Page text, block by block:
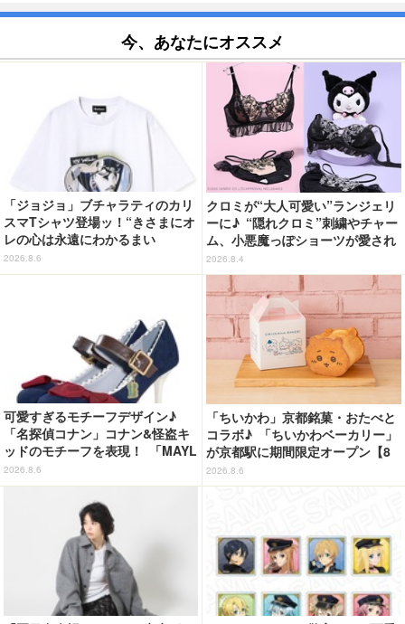
今、あなたにオススメ
「ジョジョ」ブチャラティのカリ
スマTシャツ登場ッ！“きさまにオ
レの心は永遠にわかるまい
ッ！”や感動のクライマックスを
デザイン
2026.8.6
クロミが“大人可愛い”ランジェリ
ーに♪ “隠れクロミ”刺繍やチャー
ム、小悪魔っぽショーツが愛され
度満点◎
2026.8.4
可愛すぎるモチーフデザイン♪
「名探偵コナン」コナン&怪盗キ
ッドのモチーフを表現！ 「MAYL
A」パンプスがセール実施中【3
0％オフセール】
2026.8.6
「ちいかわ」京都銘菓・おたべと
コラボ♪ 「ちいかわベーカリー」
が京都駅に期間限定オープン【8
月13日～】
2026.8.6